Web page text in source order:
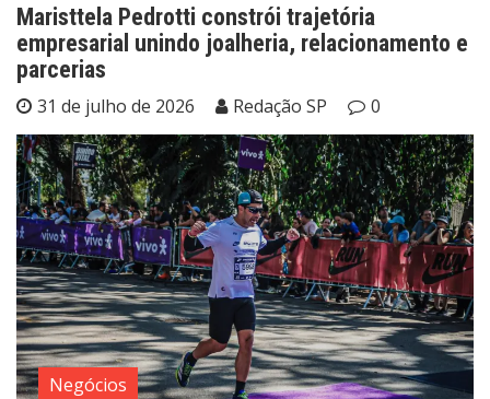
Maristtela Pedrotti constrói trajetória
empresarial unindo joalheria, relacionamento e
parcerias
31 de julho de 2026 Redação SP 0
Negócios